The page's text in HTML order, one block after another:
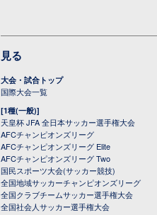
見る
大会・試合トップ
国際大会一覧
[1種(一般)]
天皇杯 JFA 全日本サッカー選手権大会
AFCチャンピオンズリーグ
AFCチャンピオンズリーグ Elite
AFCチャンピオンズリーグ Two
国民スポーツ大会(サッカー競技)
全国地域サッカーチャンピオンズリーグ
全国クラブチームサッカー選手権大会
全国社会人サッカー選手権大会